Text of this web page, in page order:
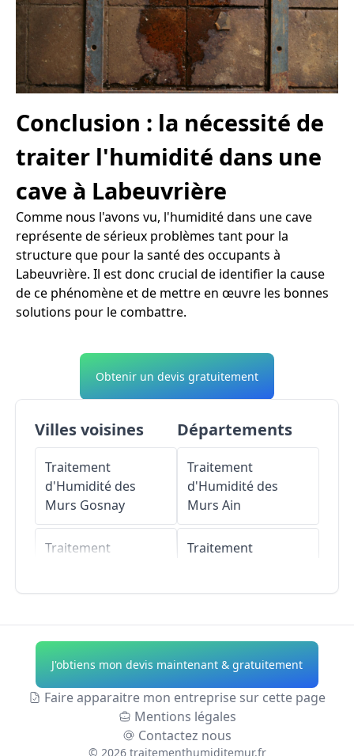
Conclusion : la nécessité de
traiter l'humidité dans une
cave à Labeuvrière
Comme nous l'avons vu, l'humidité dans une cave
représente de sérieux problèmes tant pour la
structure que pour la santé des occupants à
Labeuvrière. Il est donc crucial de identifier la cause
de ce phénomène et de mettre en œuvre les bonnes
solutions pour le combattre.
Obtenir un devis gratuitement
Villes voisines
Traitement
d'Humidité des
Murs Gosnay
Traitement
Traitement
d'Humidité des
Murs Fouquereuil
Traitement
d'Humidité des
Lapugnoy
Départements
Traitement
d'Humidité des
Murs Ain
Traitement
Traitement
d'Humidité des
Murs Allier
Traitement
d'Humidité des
MursAlpes-de-
J'obtiens mon devis maintenant & gratuitement
Faire apparaitre mon entreprise sur cette page
Mentions légales
Contactez nous
© 2026 traitementhumiditemur.fr